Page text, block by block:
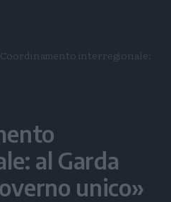
interregionale:
al Garda
unico»